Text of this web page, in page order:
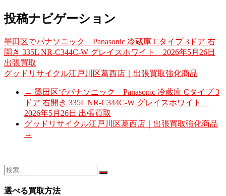
投稿ナビゲーション
墨田区でパナソニック Panasonic 冷蔵庫 Cタイプ 3ドア 右
開き 335L NR-C344C-W グレイスホワイト 2026年5月26日
出張買取
グッドリサイクル江戸川区葛西店｜出張買取強化商品
← 墨田区でパナソニック Panasonic 冷蔵庫 Cタイプ 3
ドア 右開き 335L NR-C344C-W グレイスホワイト
2026年5月26日 出張買取
グッドリサイクル江戸川区葛西店｜出張買取強化商品
→
選べる買取方法